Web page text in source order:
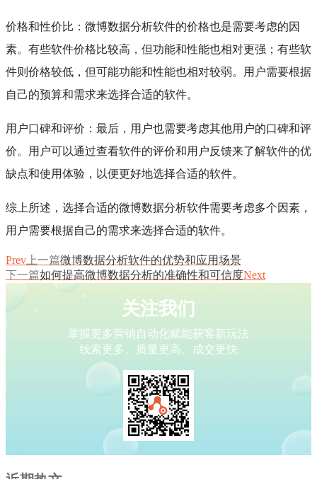
价格和性价比：微博数据分析软件的价格也是需要考虑的因
素。有些软件价格比较高，但功能和性能也相对更强；有些软
件则价格较低，但可能功能和性能也相对较弱。用户需要根据
自己的预算和需求来选择合适的软件。
用户口碑和评价：最后，用户也需要考虑其他用户的口碑和评
价。用户可以通过查看软件的评价和用户反馈来了解软件的优
缺点和使用体验，以便更好地选择合适的软件。
综上所述，选择合适的微博数据分析软件需要考虑多个因素，
用户需要根据自己的需求来选择合适的软件。
Prev 上一篇微博数据分析软件的优势和应用场景
下一篇如何提高微博数据分析的准确性和可信度Next
关注我们
掌握更多营销自动化赋能获客新玩法
线索更多、质量更高、成交更快